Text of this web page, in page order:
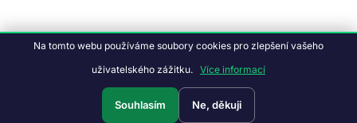
© 2026 EV Magazin.Podmínky a ochrana dat.
Studiografix
Na tomto webu používáme soubory cookies pro zlepšení vašeho
uživatelského zážitku. Více informací
Souhlasím Ne, děkuji